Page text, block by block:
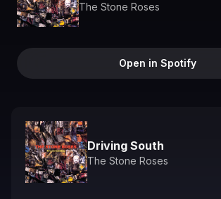
The Stone Roses
Open in Spotify
Driving South
The Stone Roses